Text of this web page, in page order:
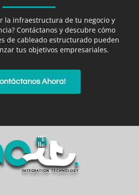
la infraestructura de tu negocio y
Contáctanos y descubre cómo
de cableado estructurado pueden
tus objetivos empresariales.
Ahora!